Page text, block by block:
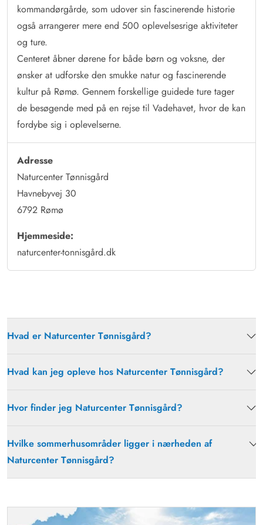
kommandørgårde, som udover sin fascinerende historie
også arrangerer mere end 500 oplevelsesrige aktiviteter
og ture.
Centeret åbner dørene for både børn og voksne, der
ønsker at udforske den smukke natur og fascinerende
kultur på Rømø. Gennem forskellige guidede ture tager
de besøgende med på en rejse til Vadehavet, hvor de kan
fordybe sig i oplevelserne.
Adresse
Naturcenter Tønnisgård
Havnebyvej 30
6792 Rømø
Hjemmeside:
naturcenter-tonnisgård.dk
Hvad er Naturcenter Tønnisgård?
Hvad kan jeg opleve hos Naturcenter Tønnisgård?
Hvor finder jeg Naturcenter Tønnisgård?
Hvilke sommerhusområder ligger i nærheden af
Naturcenter Tønnisgård?